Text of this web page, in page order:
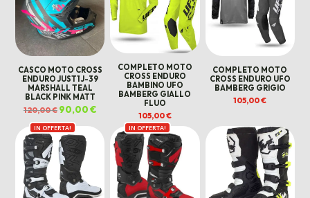
CASCO MOTO CROSS
ENDURO JUST1 J-39
MARSHALL TEAL
BLACK PINK MATT
120,00€ Il
prezzo
originale
era:
120,00 €.
90,00€Il
prezzo
attuale
è:
90,00 €.
COMPLETO MOTO
CROSS ENDURO
BAMBINO UFO
BAMBERG GIALLO
FLUO
105,00€
COMPLETO MOTO
CROSS ENDURO UFO
BAMBERG GRIGIO
105,00€
IN OFFERTA! IN OFFERTA!